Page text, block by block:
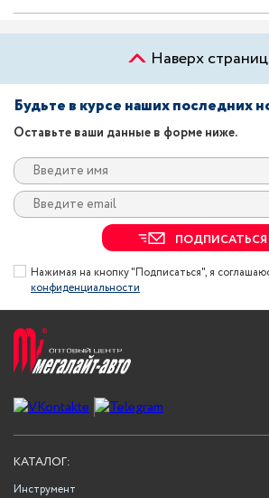
Наверх
Будьте в курсе наших последних
Оставьте ваши данные в форме ниже.
ПОДПИСАТЬСЯ
Нажимая на кнопку "Подписаться", я
конфиденциальности
КАТАЛОГ:
Инструмент